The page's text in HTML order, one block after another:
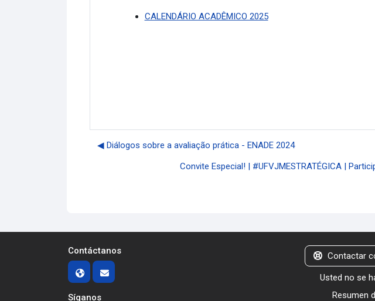
CALENDÁRIO ACADÊMICO 2025
◀︎ Diálogos sobre a avaliação prática - ENADE 2024
Convite Especial! | #UFVJMESTRATÉGICA |
Contáctanos
Síganos
Contactar
Usted no se
Resumen